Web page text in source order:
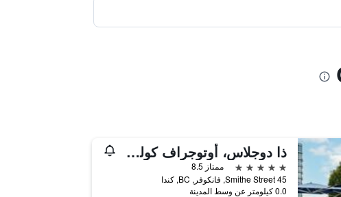
ذا دوجلاس، أوتوجراف كولكشن
5 نجوم
ممتاز 8.5
45 Smithe Street, فانكوفر, BC, كندا
0.0 كيلومتر عن وسط المدينة